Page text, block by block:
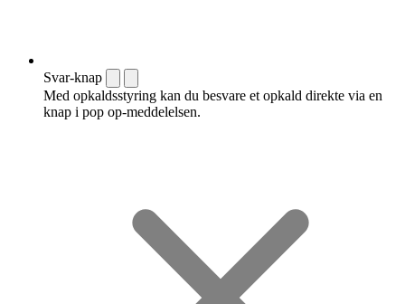
Svar-knap
Med opkaldsstyring kan du besvare et opkald direkte via en
knap i pop op-meddelelsen.